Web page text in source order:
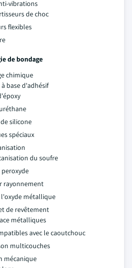
vibrations
de choc
flexibles
de bondage
chimique
base d'adhésif
silicone
spéciaux
du soufre
rayonnement
métallique
de revêtement
métalliques
avec le caoutchouc
multicouches
mécanique